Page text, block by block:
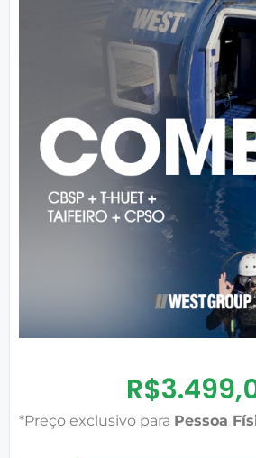
R$
*Preço exclusivo para Pessoa